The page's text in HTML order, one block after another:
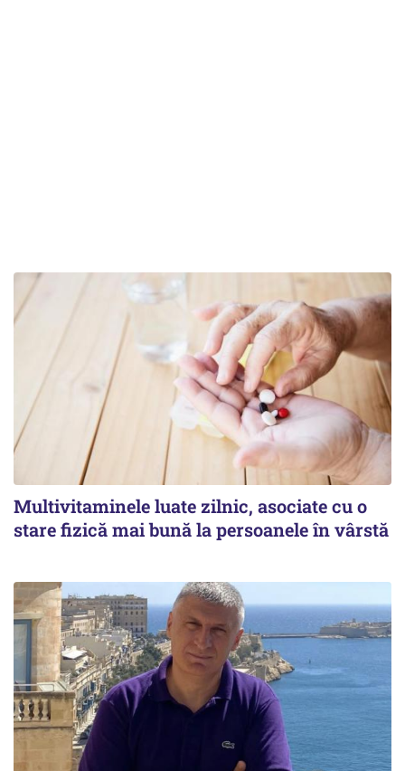
Multivitaminele luate zilnic, asociate cu o
stare fizică mai bună la persoanele în vârstă